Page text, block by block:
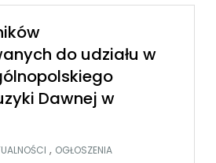
do udziału w
Dawnej w
, OGŁOSZENIA